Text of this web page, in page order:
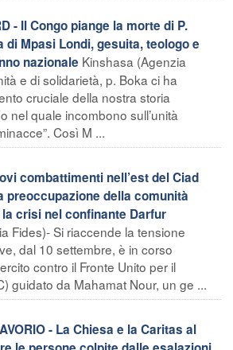
- Il Congo piange la morte di P.
di Mpasi Londi, gesuita, teologo e
nazionale Kinshasa (Agenzia
e di solidarietà, p. Boka ci ha
cruciale della nostra storia
nel quale incombono sull’unità
Così M ...
combattimenti nell’est del Ciad
preoccupazione della comunità
crisi nel confinante Darfur
Fides)- Si riaccende la tensione
dal 10 settembre, è in corso
contro il Fronte Unito per il
guidato da Mahamat Nour, un ge ...
- La Chiesa e la Caritas al